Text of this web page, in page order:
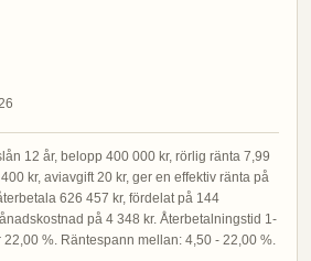
12 år, belopp 400 000 kr, rörlig ränta 7,99
kr, aviavgift 20 kr, ger en effektiv ränta på
626 457 kr, fördelat på 144
på 4 348 kr. Återbetalningstid 1-
%. Räntespann mellan: 4,50 - 22,00 %.